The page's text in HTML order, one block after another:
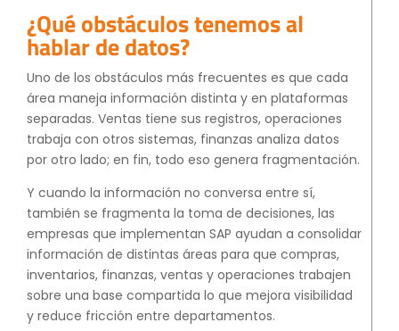
¿Qué obstáculos tenemos al
hablar de datos?
Uno de los obstáculos más frecuentes es que cada
área maneja información distinta y en plataformas
separadas. Ventas tiene sus registros, operaciones
trabaja con otros sistemas, finanzas analiza datos
por otro lado; en fin, todo eso genera fragmentación.
Y cuando la información no conversa entre sí,
también se fragmenta la toma de decisiones, las
empresas que implementan SAP ayudan a consolidar
información de distintas áreas para que compras,
inventarios, finanzas, ventas y operaciones trabajen
sobre una base compartida lo que mejora visibilidad
y reduce fricción entre departamentos.